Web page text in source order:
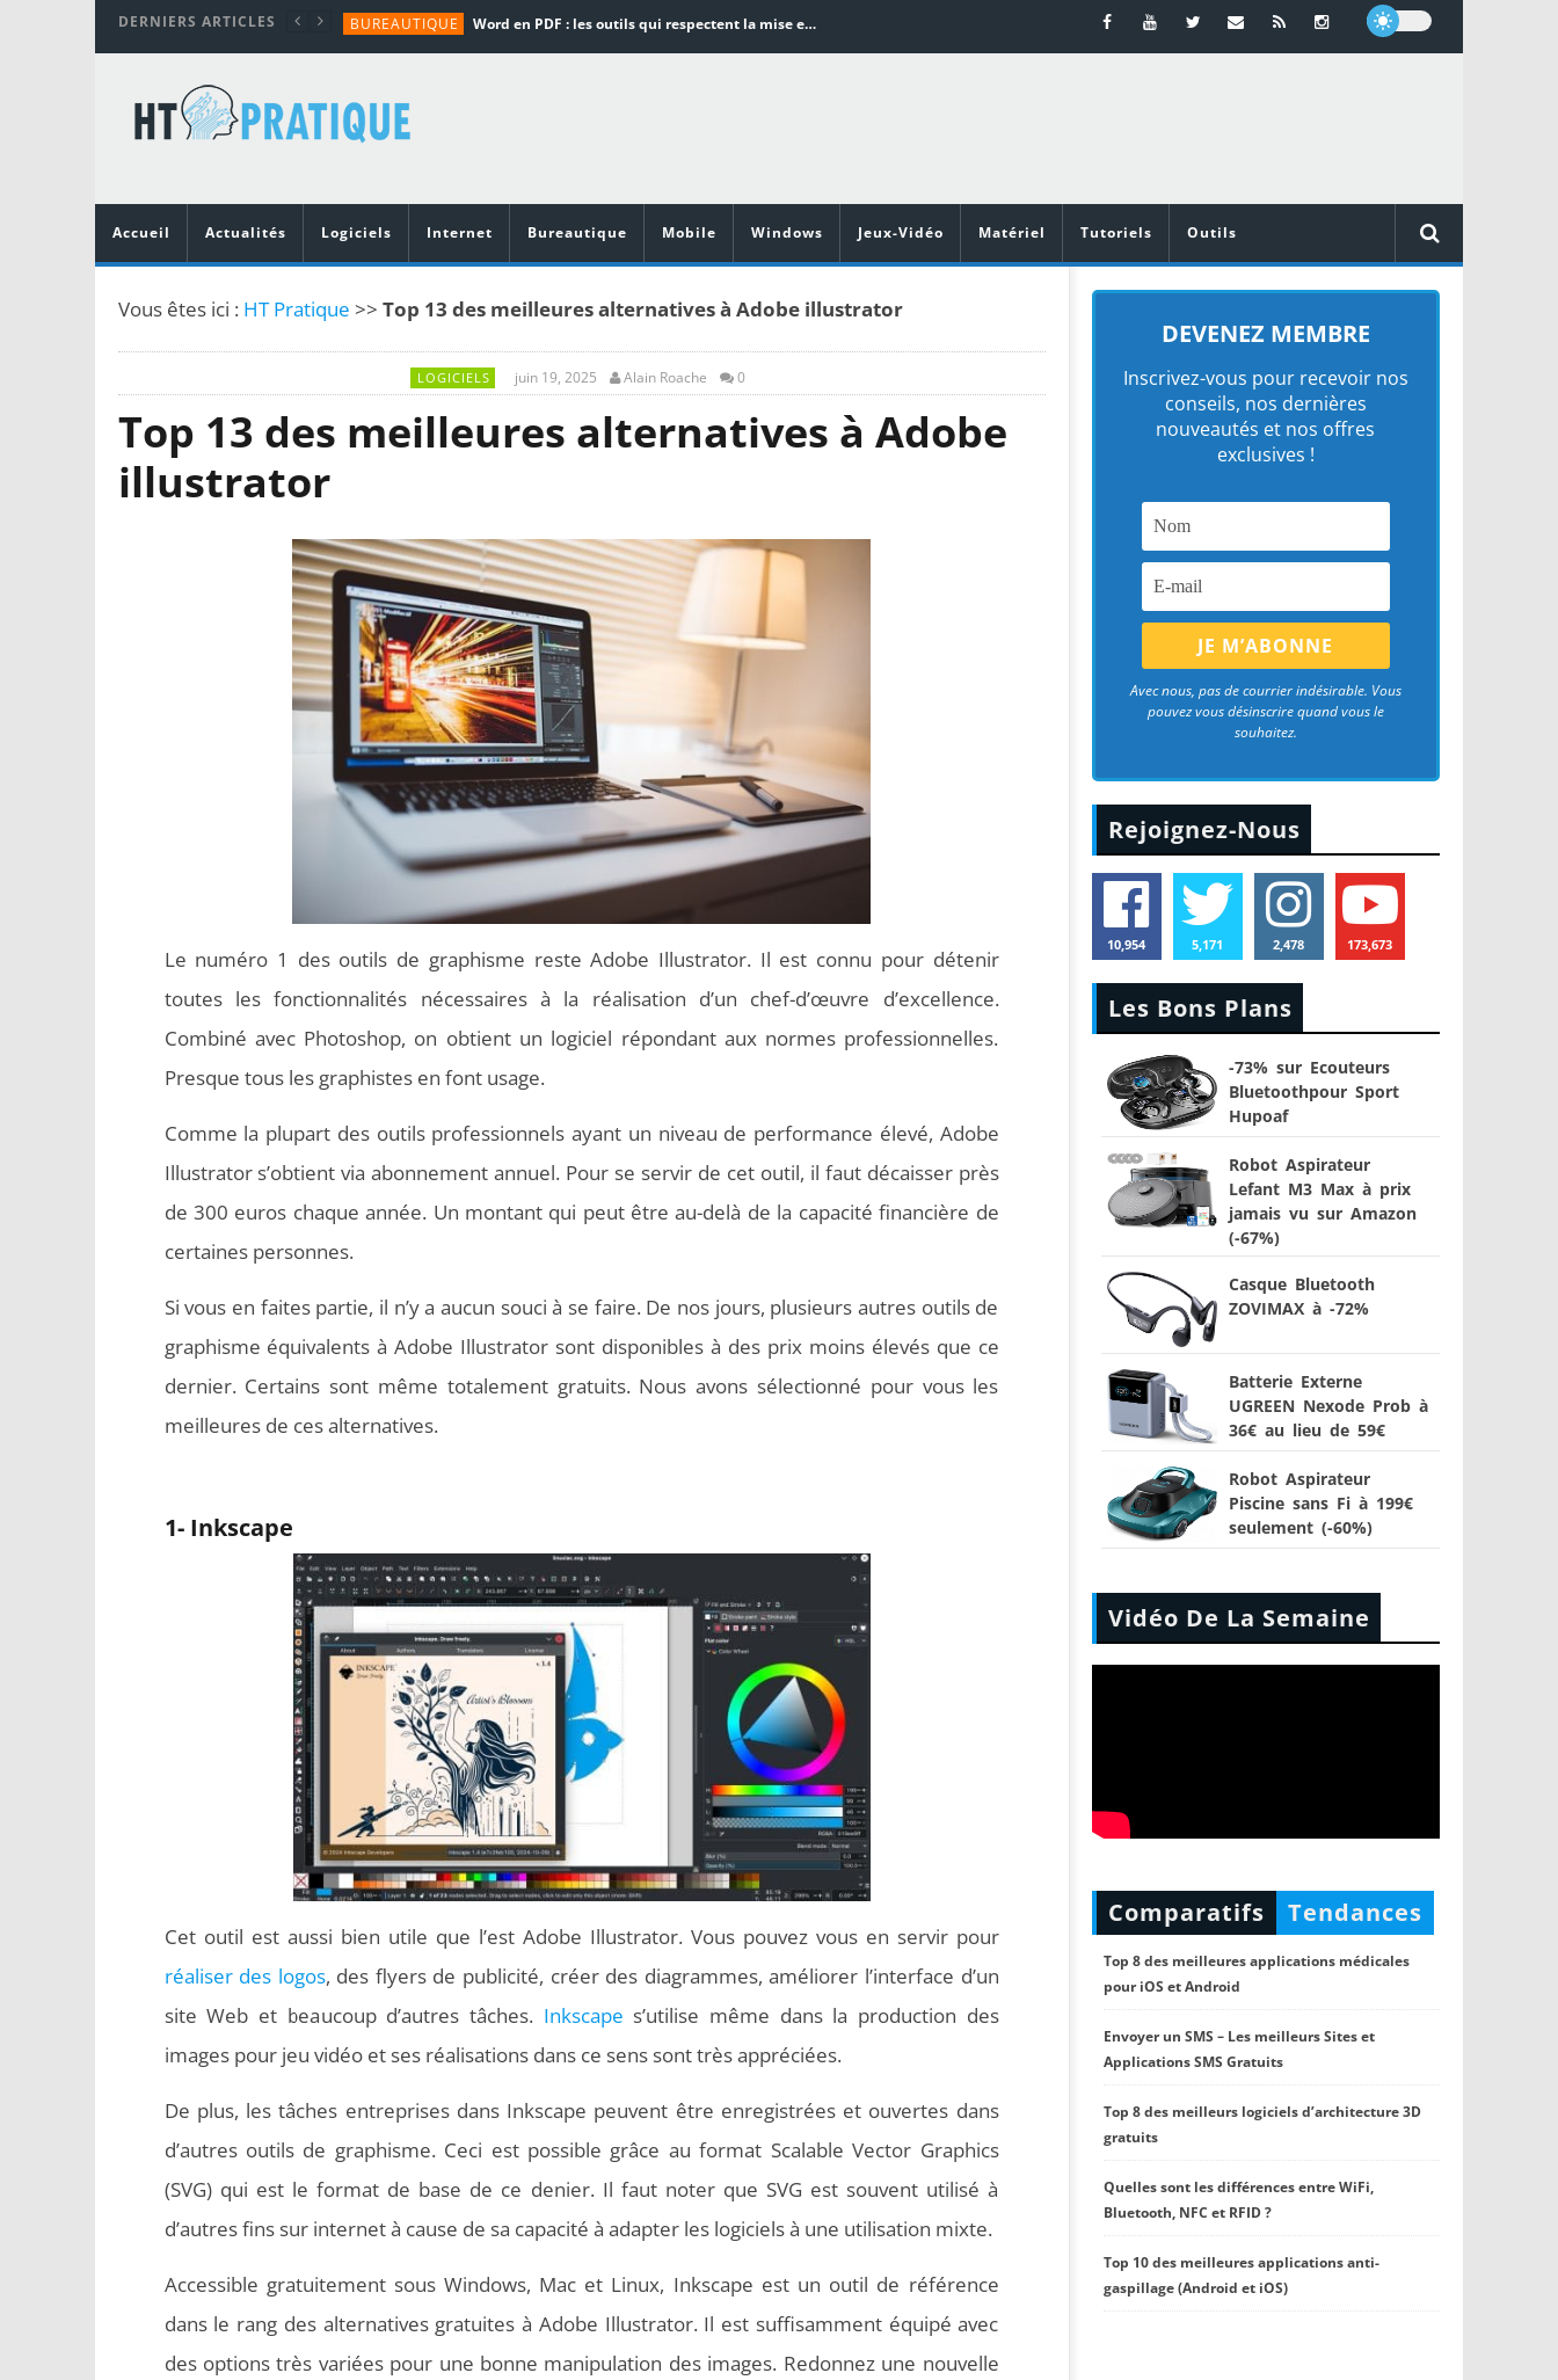
DERNIERS ARTICLES BUREAUTIQUE Word en PDF : les outils qui respectent la mise en page
TUTORIALS
MATÉRIEL
Vidéoprojecteurs Asus : Top 6 des meilleurs modèles de la marque
Accueil
Actualités Logiciels Internet Bureautique Mobile Windows Jeux-Vidéo Matériel Tutoriels Outils
Vous êtes ici : HT Pratique >> Top 13 des meilleures alternatives à Adobe illustrator
LOGICIELS juin 19, 2025 Alain Roache 0
Top 13 des meilleures alternatives à Adobe
illustrator
Le numéro 1 des outils de graphisme reste Adobe Illustrator. Il est connu pour détenir
toutes les fonctionnalités nécessaires à la réalisation d’un chef-d’œuvre d’excellence.
Combiné avec Photoshop, on obtient un logiciel répondant aux normes professionnelles.
Presque tous les graphistes en font usage.
Comme la plupart des outils professionnels ayant un niveau de performance élevé, Adobe
Illustrator s’obtient via abonnement annuel. Pour se servir de cet outil, il faut décaisser près
de 300 euros chaque année. Un montant qui peut être au-delà de la capacité financière de
certaines personnes.
Si vous en faites partie, il n’y a aucun souci à se faire. De nos jours, plusieurs autres outils de
graphisme équivalents à Adobe Illustrator sont disponibles à des prix moins élevés que ce
dernier. Certains sont même totalement gratuits. Nous avons sélectionné pour vous les
meilleures de ces alternatives.
1- Inkscape
Cet outil est aussi bien utile que l’est Adobe Illustrator. Vous pouvez vous en servir pour
réaliser des logos, des flyers de publicité, créer des diagrammes, améliorer l’interface d’un
site Web et beaucoup d’autres tâches. Inkscape s’utilise même dans la production des
images pour jeu vidéo et ses réalisations dans ce sens sont très appréciées.
De plus, les tâches entreprises dans Inkscape peuvent être enregistrées et ouvertes dans
d’autres outils de graphisme. Ceci est possible grâce au format Scalable Vector Graphics
(SVG) qui est le format de base de ce denier. Il faut noter que SVG est souvent utilisé à
d’autres fins sur internet à cause de sa capacité à adapter les logiciels à une utilisation mixte.
Accessible gratuitement sous Windows, Mac et Linux, Inkscape est un outil de référence
dans le rang des alternatives gratuites à Adobe Illustrator. Il est suffisamment équipé avec
des options très variées pour une bonne manipulation des images. Redonnez une nouvelle
DEVENEZ MEMBRE
Inscrivez-vous pour recevoir nos
conseils, nos dernières
nouveautés et nos offres
exclusives !
Avec nous, pas de courrier indésirable. Vous
pouvez vous désinscrire quand vous le
souhaitez.
Rejoignez-Nous
10,954 5,171 2,478 173,673
Les Bons Plans
-73% sur Ecouteurs
Bluetoothpour Sport
Hupoaf
Robot Aspirateur
Lefant M3 Max à prix
jamais vu sur Amazon
(-67%)
Casque Bluetooth
ZOVIMAX à -72%
Batterie Externe
UGREEN Nexode Prob à
36€ au lieu de 59€
Robot Aspirateur
Piscine sans Fi à 199€
seulement (-60%)
Vidéo De La Semaine
Comparatifs Tendances
Top 8 des meilleures applications médicales
pour iOS et Android
Envoyer un SMS – Les meilleurs Sites et
Applications SMS Gratuits
Top 8 des meilleurs logiciels d’architecture 3D
gratuits
Quelles sont les différences entre WiFi,
Bluetooth, NFC et RFID ?
Top 10 des meilleures applications anti-
gaspillage (Android et iOS)